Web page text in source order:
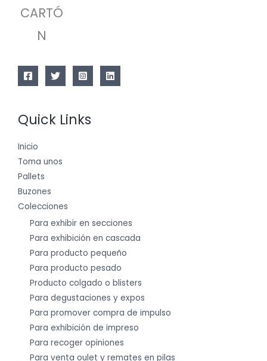
CARTÓ
N
Quick Links
Inicio
Toma unos
Pallets
Buzones
Colecciones
Para exhibir en secciones
Para exhibición en cascada
Para producto pequeño
Para producto pesado
Producto colgado o blisters
Para degustaciones y expos
Para promover compra de impulso
Para exhibición de impreso
Para recoger opiniones
Para venta oulet y remates en pilas